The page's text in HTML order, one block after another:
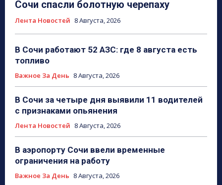
Сочи спасли болотную черепаху
Лента Новостей 8 Августа, 2026
В Сочи работают 52 АЗС: где 8 августа есть
топливо
Важное За День 8 Августа, 2026
В Сочи за четыре дня выявили 11 водителей
с признаками опьянения
Лента Новостей 8 Августа, 2026
В аэропорту Сочи ввели временные
ограничения на работу
Важное За День 8 Августа, 2026